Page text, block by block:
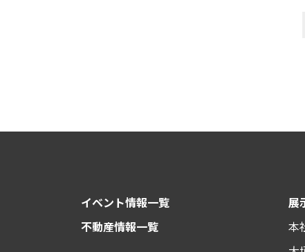
イベント情報一覧
不動産情報一覧
展
本